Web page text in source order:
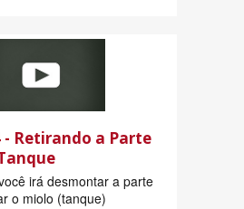
- Retirando a Parte
irá desmontar a parte
o miolo (tanque)